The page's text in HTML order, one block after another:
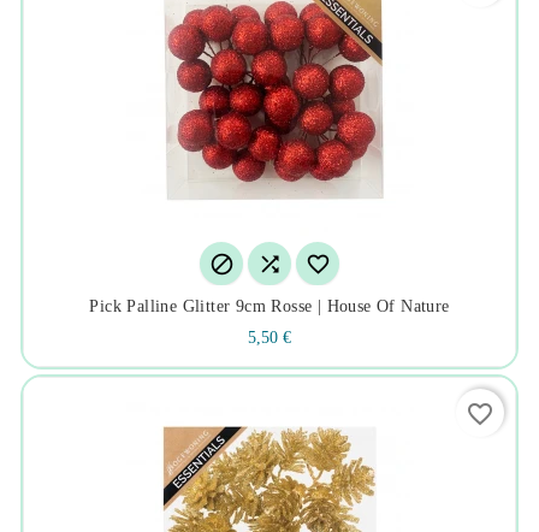
  
Pick Palline Glitter 9cm Rosse | House Of Nature
5,50 €
favorite_border